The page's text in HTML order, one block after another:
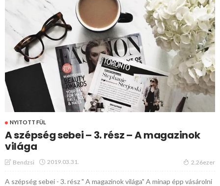
NYITOTT FÜL
A szépség sebei – 3. rész – A magazinok
világa
Bendzsi 2019.03.31. 2.26ezer
A szépség sebei - 3. rész " A magazinok világa" A minap épp vásárolni